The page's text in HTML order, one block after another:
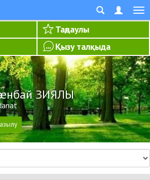
Таңдаулы
Қызу талқыда
ЗИЯЛЫ